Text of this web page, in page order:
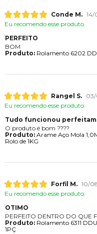
Conde M. 14/
Eu recomendo esse produto.
PERFEITO
BOM
Produto:Rolamento 6202
Rangel S.
Eu recomendo esse produto.
Tudo funcionou
O produto é bom ????
Produto:Arame Aço Mola
Rolo de 1KG
Forfil M. 10/
Eu recomendo esse produto.
OTIMO
PERFEITO DENTRO DO QUE
Produto:Rolamento 6311
1PÇ